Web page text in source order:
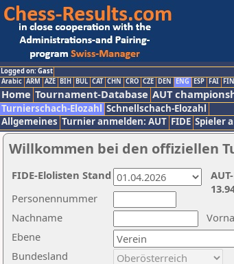
Logged on: Gast
Arabic ARM AZE BIH BUL CAT CHN CRO CZE DEN ENG ESP FAI FIN
Home Tournament-Database AUT
Turnierschach-Elozahl Schnellschach-Elozahl
Allgemeines Turnier anmelden: AUT FIDE Spieler
Willkommen bei den offiziellen
Nachname
Ebene
Personennummer
Bundesland
FIDE-Elolisten Stand